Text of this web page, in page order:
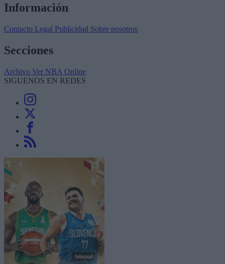
Información
Contacto Legal Publicidad Sobre nosotros
Secciones
Archivo Ver NBA Online
SIGUENOS EN REDES